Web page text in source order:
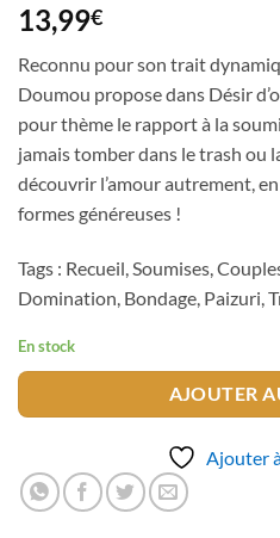
13,99€
Reconnu pour son trait
Doumou propose dans Désir
pour thème le rapport à la
jamais tomber dans le trash ou
découvrir l’amour autrement,
formes généreuses !
Tags : Recueil, Soumises,
Domination, Bondage, Paizuri,
En stock
AJOUTER
Ajouter